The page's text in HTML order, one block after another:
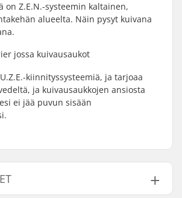
on Z.E.N.-systeemin kaltainen,
alueelta. Näin pysyt kuivana
jossa kuivausaukot
kiinnityssysteemiä, ja tarjoaa
ja kuivausaukkojen ansiosta
ei jää puvun sisään